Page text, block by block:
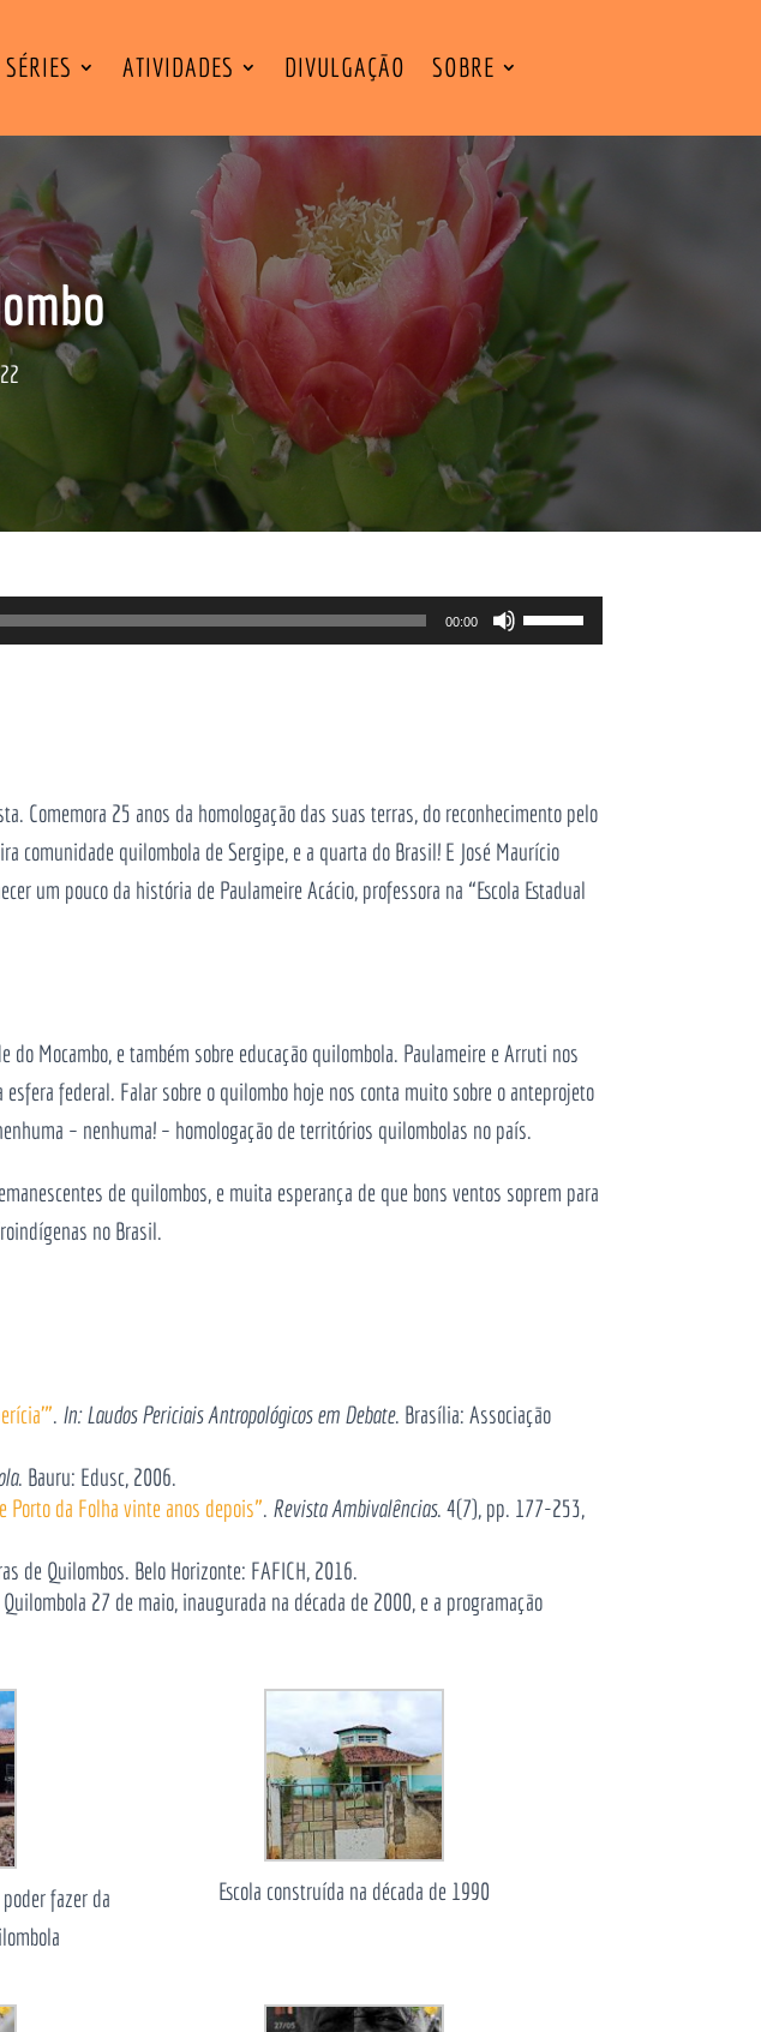
SÉRIES ATIVIDADES DIVULGAÇÃO SOBRE
00:00
Use
as
aumentar
ou
diminuir
Comemora 25 anos da homologação das suas terras, do reconhecimento pelo
comunidade quilombola de Sergipe, e a quarta do Brasil! E José Maurício
um pouco da história de Paulameire Acácio, professora na “Escola Estadual
Mocambo, e também sobre educação quilombola. Paulameire e Arruti nos
federal. Falar sobre o quilombo hoje nos conta muito sobre o anteprojeto
– nenhuma! – homologação de territórios quilombolas no país.
de quilombos, e muita esperança de que bons ventos soprem para
no Brasil.
. In: Laudos Periciais Antropológicos em Debate. Brasília: Associação
. Bauru: Edusc, 2006.
da Folha vinte anos depois”. Revista Ambivalências. 4(7), pp. 177-253,
de Quilombos. Belo Horizonte: FAFICH, 2016.
27 de maio, inaugurada na década de 2000, e a programação
fazer da
Escola construída na década de 1990